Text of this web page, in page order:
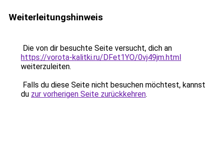
Weiterleitungshinweis
Die von dir besuchte Seite versucht, dich an
https://vorota-kalitki.ru/DFet1YO/0vj49jm.html
weiterzuleiten.
Falls du diese Seite nicht besuchen möchtest, kannst
du zur vorherigen Seite zurückkehren.